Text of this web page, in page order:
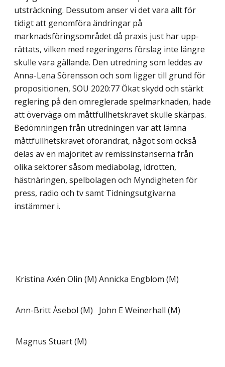
utsträckning. Dessutom anser vi det vara allt för
tidigt att genomföra ändringar på
marknadsföringsområdet då praxis just har upp­
rättats, vilken med regeringens förslag inte längre
skulle vara gällande. Den utredning som leddes av
Anna-Lena Sörensson och som ligger till grund för
propositionen, SOU 2020:77 Ökat skydd och stärkt
reglering på den omreglerade spelmarknaden, hade
att överväga om måttfullhetskravet skulle skärpas.
Bedömningen från utredningen var att lämna
måttfullhetskravet oförändrat, något som också
delas av en majoritet av remiss­instanserna från
olika sektorer såsom mediabolag, idrotten,
hästnäringen, spelbolagen och Myndigheten för
press, radio och tv samt Tidningsutgivarna
instämmer i.
Kristina Axén Olin (M) Annicka Engblom (M)
Ann-Britt Åsebol (M) John E Weinerhall (M)
Magnus Stuart (M)